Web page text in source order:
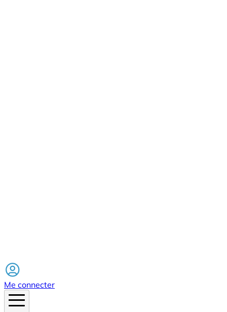
Me connecter